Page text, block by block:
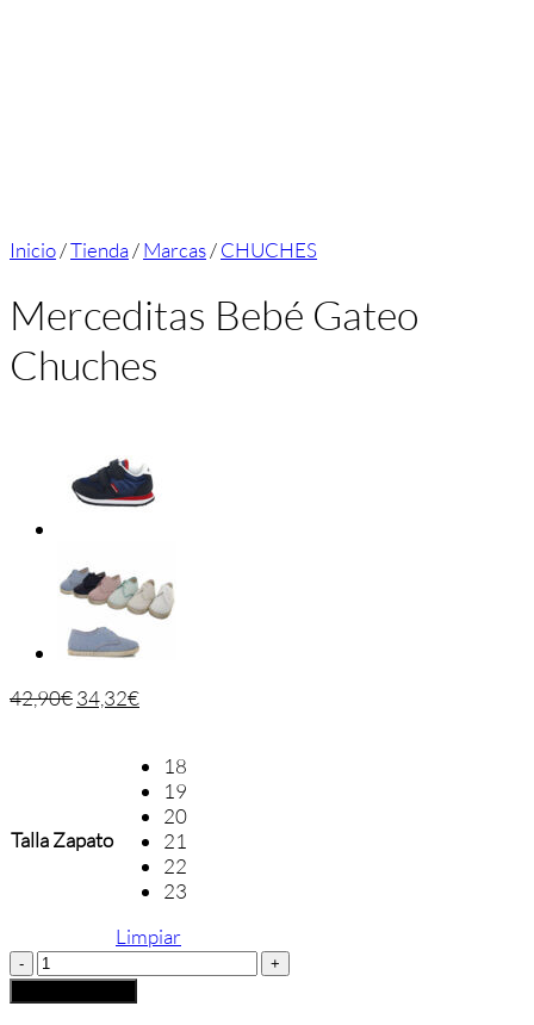
Inicio/Tienda/Marcas/CHUCHES
Merceditas Bebé Gateo
Chuches
42,90€34,32€
Talla Zapato
18
19
20
21
22
23
Limpiar
Merceditas
Bebé
Gateo